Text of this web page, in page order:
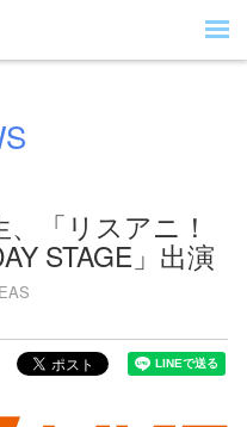
「リスアニ！
STAGE」出演